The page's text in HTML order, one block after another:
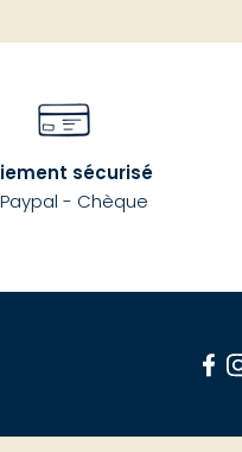
sécurisé
- Chèque